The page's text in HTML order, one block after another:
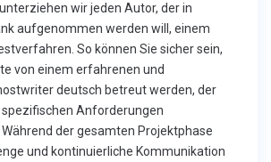
wir jeden Autor, der in
aufgenommen werden will, einem
So können Sie sicher sein,
von einem erfahrenen und
deutsch betreut werden, der
Anforderungen
der gesamten Projektphase
und kontinuierliche Kommunikation